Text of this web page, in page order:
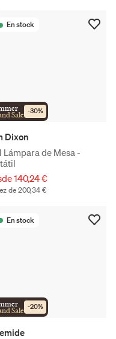
En stock
Sale -30%
Dixon
Lámpara de Mesa -
140,24 €
de 200,34 €
En stock
Sale -20%